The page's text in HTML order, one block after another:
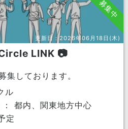
募集中
更新日：2026年06月18日(木)
LINK 📷
集しております。
ル
都内、関東地方中心
定